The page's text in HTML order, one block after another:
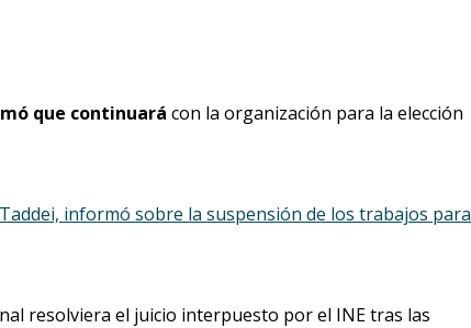
que continuará con la organización para la elección
informó sobre la suspensión de los trabajos para
resolviera el juicio interpuesto por el INE tras las